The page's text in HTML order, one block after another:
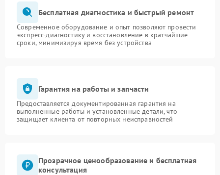
Бесплатная диагностика и быстрый ремонт
Современное оборудование и опыт позволяют провести
экспресс-диагностику и восстановление в кратчайшие
сроки, минимизируя время без устройства
Гарантия на работы и запчасти
Предоставляется документированная гарантия на
выполненные работы и установленные детали, что
защищает клиента от повторных неисправностей
Прозрачное ценообразование и бесплатная
консультация